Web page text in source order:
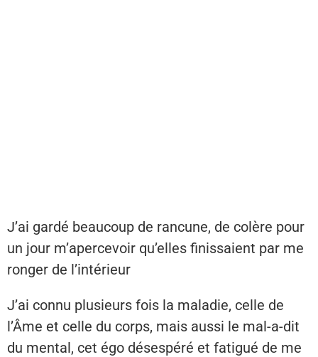
J’ai gardé beaucoup de rancune, de colère pour
un jour m’apercevoir qu’elles finissaient par me
ronger de l’intérieur
J’ai connu plusieurs fois la maladie, celle de
l’Âme et celle du corps, mais aussi le mal-a-dit
du mental, cet égo désespéré et fatigué de me